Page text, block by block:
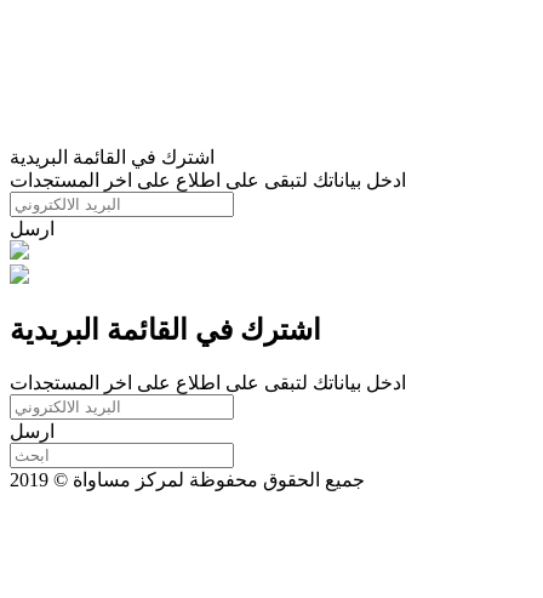
اشترك في القائمة البريدية
ادخل بياناتك لتبقى على اطلاع على اخر المستجدات
ارسل
اشترك في القائمة البريدية
ادخل بياناتك لتبقى على اطلاع على اخر المستجدات
ارسل
جميع الحقوق محفوظة لمركز مساواة © 2019